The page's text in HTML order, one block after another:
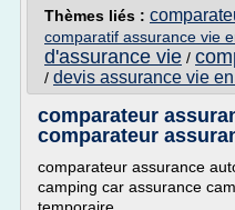
Thèmes liés :
comparatif assurance vie
d'assurance vie /
/ devis assurance vie
comparateur
comparateur
comparateur assurance
camping car assurance